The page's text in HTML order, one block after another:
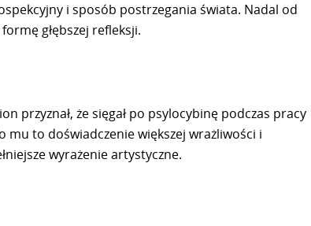
i sposób postrzegania świata. Nadal od
głębszej refleksji.
przyznał, że sięgał po psylocybinę podczas pracy
mu to doświadczenie większej wrażliwości i
wyrażenie artystyczne.